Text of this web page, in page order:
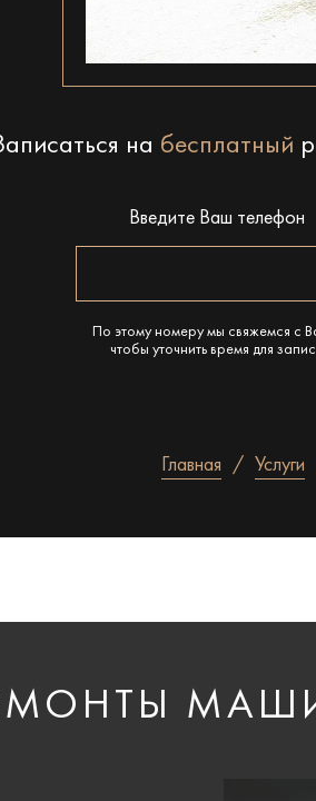
на бесплатный
Введите Ваш телефон
По этому номеру мы свяжемся с
чтобы уточнить время для
Главная Услуги